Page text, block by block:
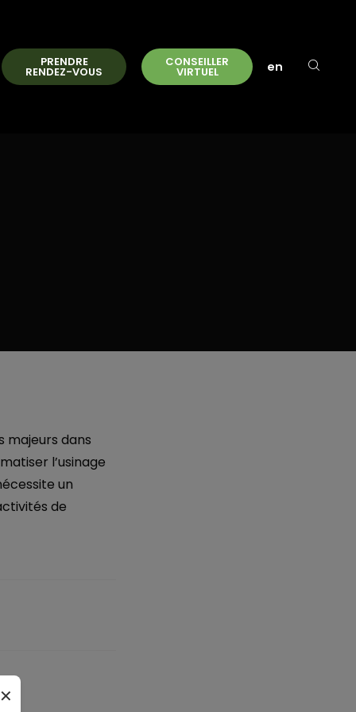
PRENDRE
RENDEZ-VOUS
CONSEILLER
VIRTUEL en
majeurs dans
l’usinage
un
de
✕